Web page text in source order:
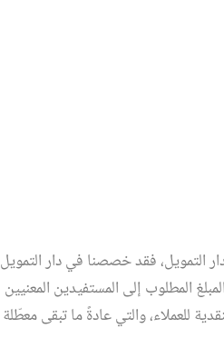
التمويل، فقد خصصنا في دار التمويل
المطلوب إلى المستفيدين المعنيين
للعملاء، والتي عادةً ما تبقى معطّلة